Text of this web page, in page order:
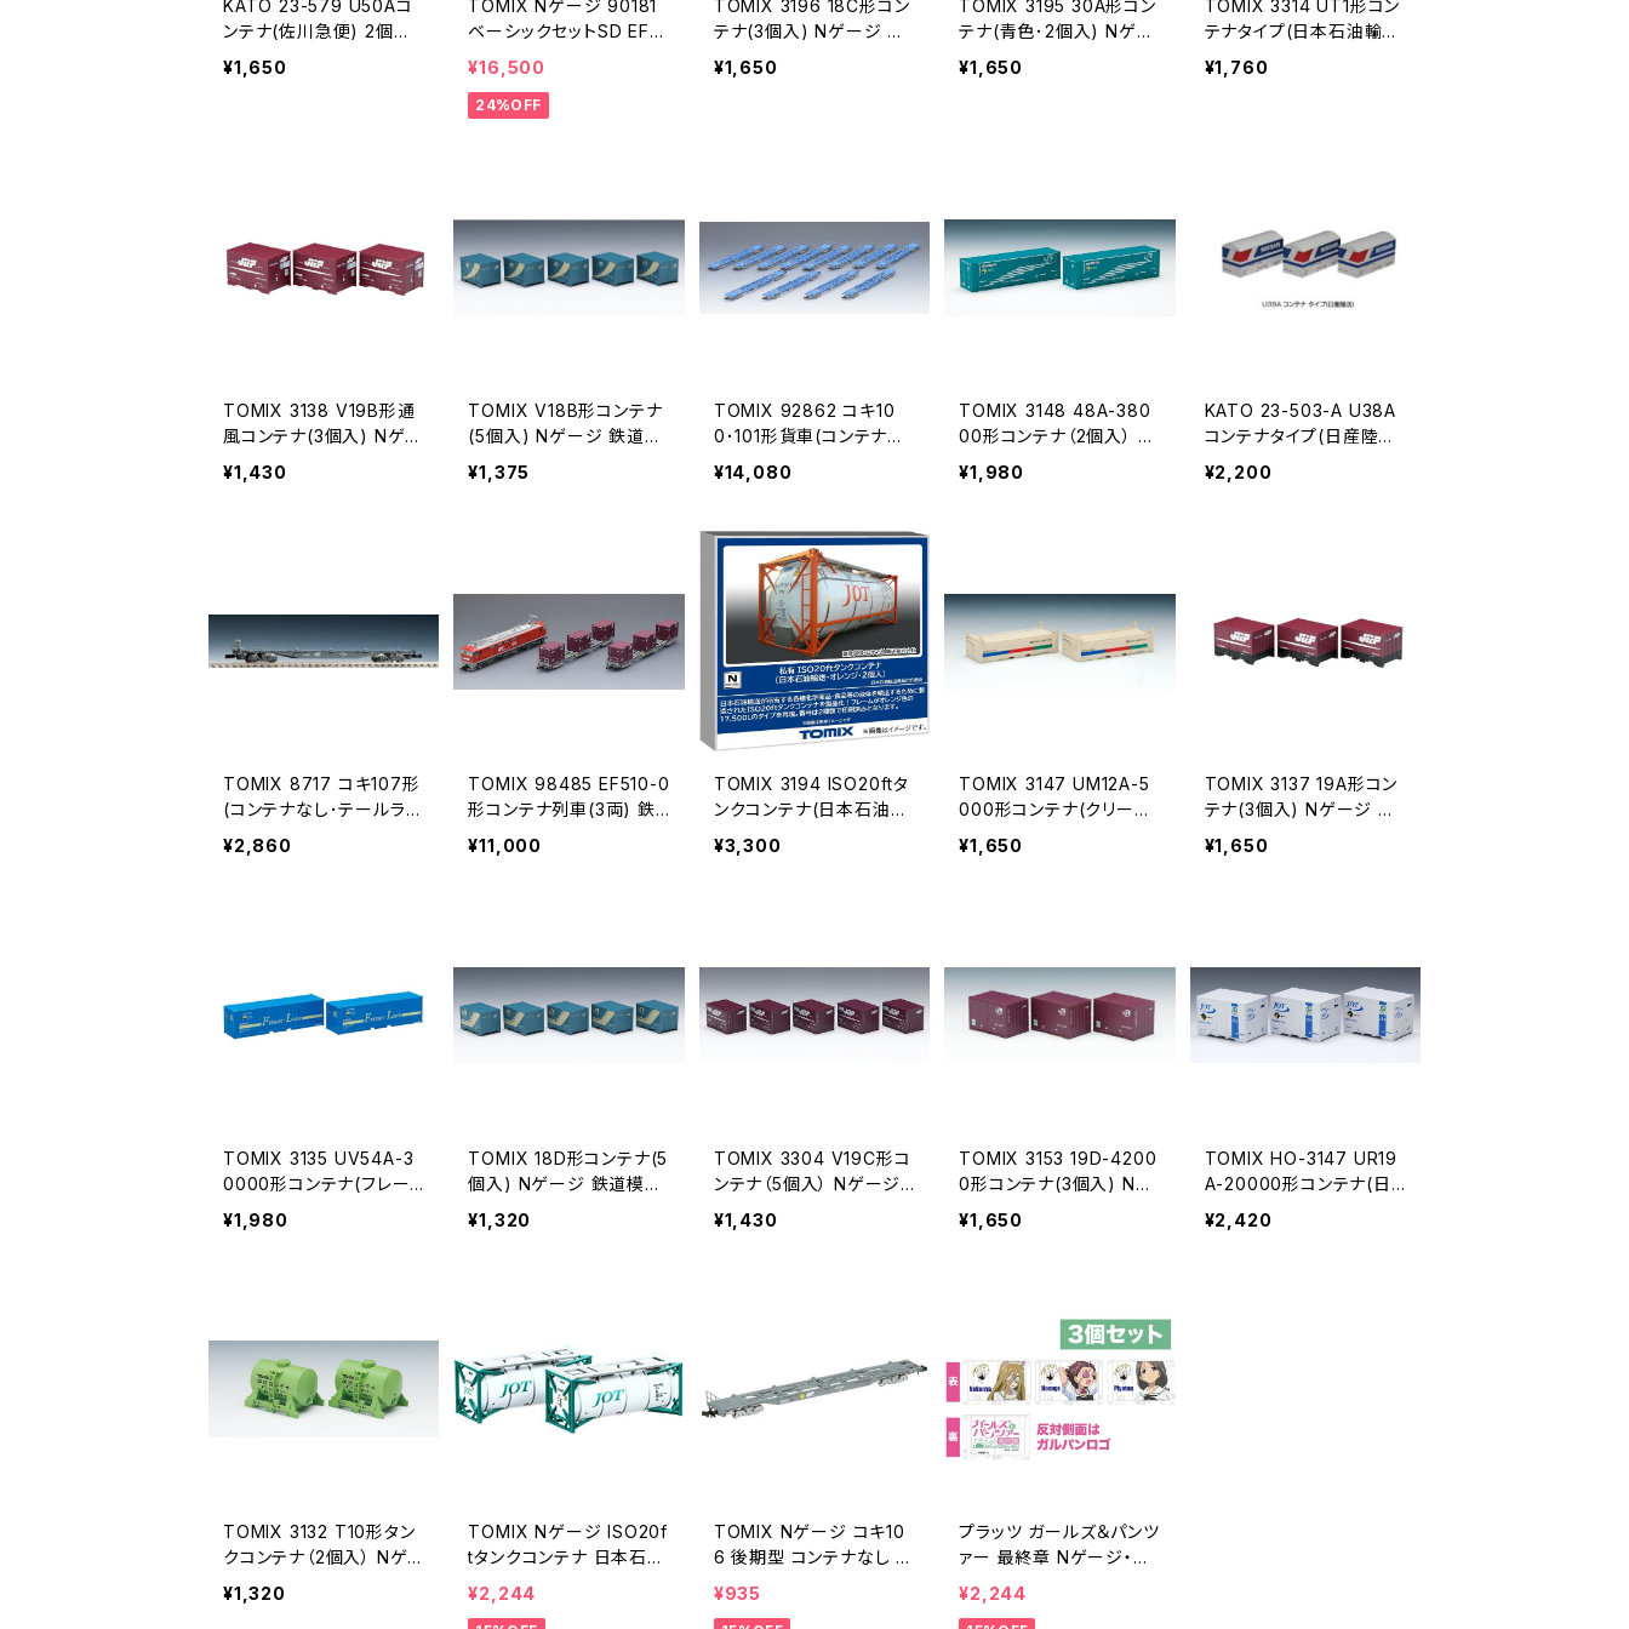
KATO 23-579 U50Aコ
ンテナ(佐川急便) 2個入
Nゲージ 鉄道模型（新
品 在庫品）
¥1,650
TOMIX Nゲージ 90181
ベーシックセットSD EF21
0コンテナ列車 鉄道模型
¥16,500
24%OFF
TOMIX 3196 18C形コン
テナ(3個入) Nゲージ 鉄
道模型（新品 在庫品）
¥1,650
TOMIX 3195 30A形コン
テナ(青色･2個入) Nゲー
ジ 鉄道模型（新品 在庫
品）
¥1,650
TOMIX 3314 UT1形コン
テナタイプ(日本石油輸
送・2個入) Nゲージ 鉄道
模型（新品 在庫品）
¥1,760
TOMIX 3138 V19B形通
風コンテナ(3個入) Nゲー
ジ 鉄道模型（新品 在庫
品）
¥1,430
TOMIX V18B形コンテナ
(5個入) Nゲージ 鉄道模
型（新品 在庫品）
¥1,375
TOMIX 92862 コキ10
0･101形貨車(コンテナな
し)セット(12両) Nゲージ
鉄道模型 貨車（新品 在
¥14,080
TOMIX 3148 48A-380
00形コンテナ（2個入） N
ゲージ 鉄道模型 貨車（新
品 在庫品）
¥1,980
KATO 23-503-A U38A
コンテナタイプ(日産陸送)
3個入 Nゲージ 鉄道模型
（新品 在庫品）
¥2,200
TOMIX 8717 コキ107形
(コンテナなし･テールライ
ト付) Nゲージ 鉄道模型
貨車（新品 在庫品）
¥2,860
TOMIX 98485 EF510-0
形コンテナ列車(3両) 鉄
道模型（新品 在庫品）
¥11,000
TOMIX 3194 ISO20ftタ
ンクコンテナ(日本石油輸
送･オレンジ･2個入) Nゲ
ージ 鉄道模型 コンテナ
¥3,300
TOMIX 3147 UM12A-5
000形コンテナ(クリーム･
2個入) Nゲージ 鉄道模
型 コンテナ（新品 在庫
¥1,650
TOMIX 3137 19A形コン
テナ(3個入) Nゲージ 鉄
道模型 コンテナ（新品
在庫品）
¥1,650
TOMIX 3135 UV54A-3
0000形コンテナ(フレート
ライナー･2個入) Nゲー
ジ 鉄道模型 コンテナ（新
¥1,980
TOMIX 18D形コンテナ(5
個入) Nゲージ 鉄道模型
（新品 在庫品）
¥1,320
TOMIX 3304 V19C形コ
ンテナ（5個入） Nゲージ
鉄道模型（新品 在庫品）
¥1,430
TOMIX 3153 19D-4200
0形コンテナ(3個入) Nゲ
ージ 鉄道模型 コンテナ
（新品 在庫品）
¥1,650
TOMIX HO-3147 UR19
A-20000形コンテナ(日
石･青･3個入) HOゲージ
鉄道模型（新品 在庫品）
¥2,420
TOMIX 3132 T10形タン
クコンテナ（2個入） Nゲ
ージ 鉄道模型 貨車（新
品 在庫品）
¥1,320
TOMIX Nゲージ ISO20f
tタンクコンテナ 日本石油
輸送 グリーン 2個入 312
7 鉄道模型
¥2,244
TOMIX Nゲージ コキ10
6 後期型 コンテナなし 8
722 鉄道模型 貨車◇
¥935
プラッツ ガールズ＆パンツ
ァー 最終章 Nゲージ・ミ
ニキャラコンテナ(12ft)3
個セット アリクイさんチー
¥2,244